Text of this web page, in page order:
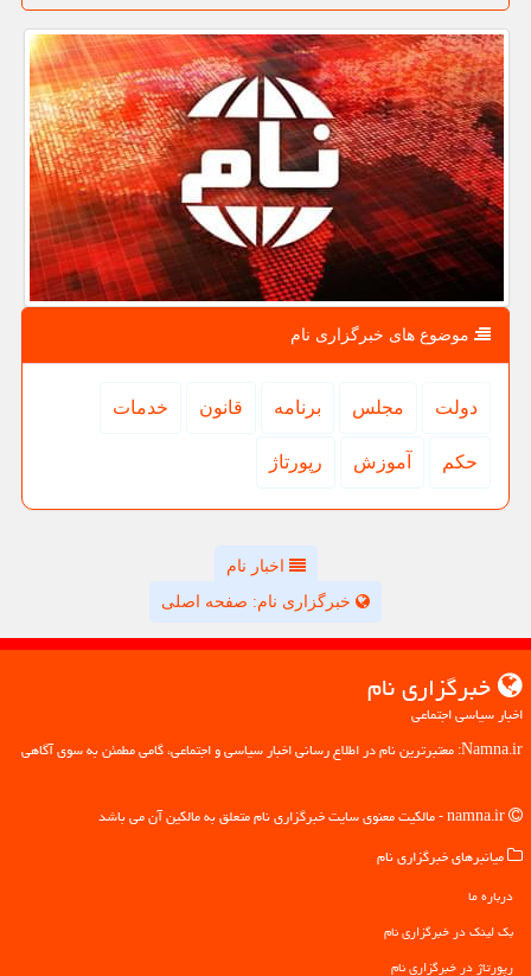
موضوع های خبرگزاری نام
دولت مجلس برنامه قانون خدمات
حكم آموزش رپورتاژ
اخبار نام
خبرگزاری نام: صفحه اصلی
خبرگزاری نام
اخبار سیاسی اجتماعی
Namna.ir: معتبرترین نام در اطلاع رسانی اخبار سیاسی و اجتماعی، گامی مطمئن به سوی آگاهی
میانبرهای خبرگزاری نام
درباره ما
بک لینک در خبرگزاری نام
رپورتاژ در خبرگزاری نام